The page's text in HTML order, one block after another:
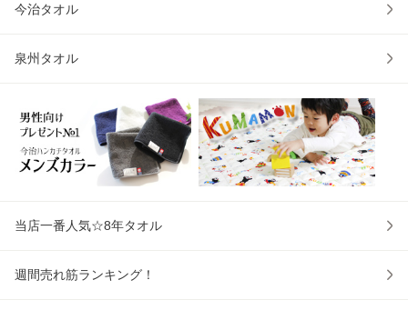
今治タオル
泉州タオル
当店一番人気☆8年タオル
週間売れ筋ランキング！